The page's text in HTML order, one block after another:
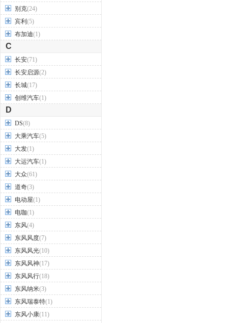
别克(24)
宾利 (5)
布加迪(1)
C
长安(71)
长安启源(2)
长城(17)
创维汽车(1)
D
DS(8)
大乘汽车(5)
大发(1)
大运汽车(1)
大众(61)
道奇(3)
电动屋(1)
电咖(1)
东风(4)
东风风度(7)
东风风光(10)
东风风神(17)
东风风行(18)
东风纳米(3)
东风瑞泰特(1)
东风小康(11)